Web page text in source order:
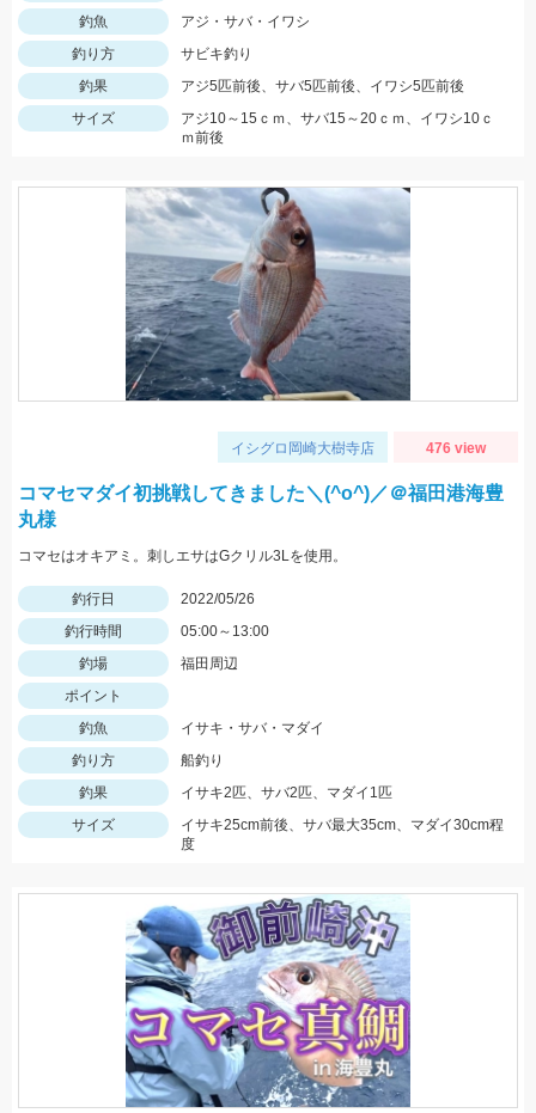
釣魚
アジ・サバ・イワシ
釣り方
サビキ釣り
釣果
アジ5匹前後、サバ5匹前後、イワシ5匹前後
サイズ
アジ10～15ｃｍ、サバ15～20ｃｍ、イワシ10ｃ
ｍ前後
イシグロ岡崎大樹寺店 476 view
コマセマダイ初挑戦してきました＼(^o^)／＠福田港海豊
丸様
コマセはオキアミ。刺しエサはGクリル3Lを使用。
釣行日
2022/05/26
釣行時間
05:00～13:00
釣場
福田周辺
ポイント
釣魚
イサキ・サバ・マダイ
釣り方
船釣り
釣果
イサキ2匹、サバ2匹、マダイ1匹
サイズ
イサキ25cm前後、サバ最大35cm、マダイ30cm程
度